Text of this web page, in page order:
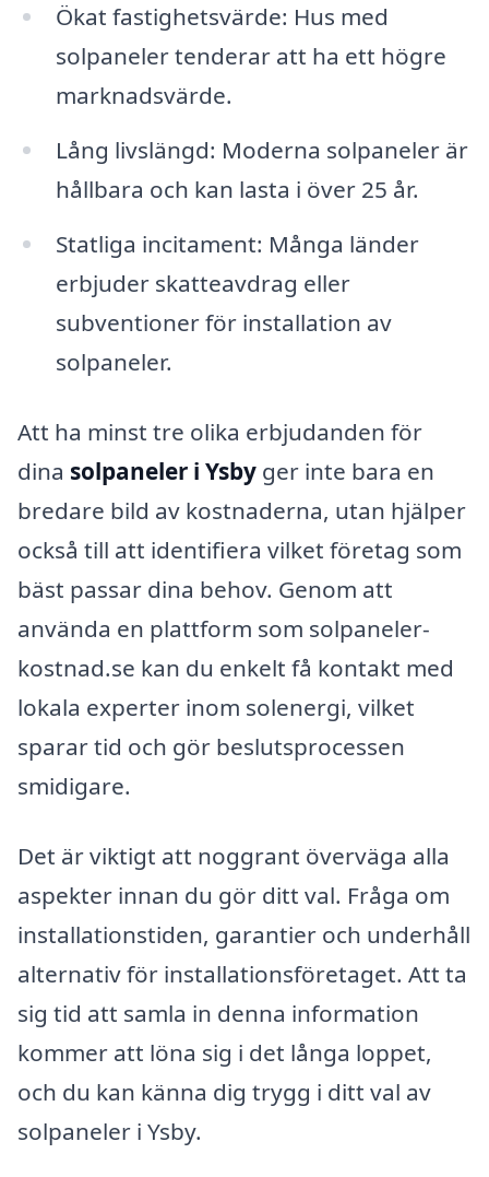
Ökat fastighetsvärde: Hus med
solpaneler tenderar att ha ett högre
marknadsvärde.
Lång livslängd: Moderna solpaneler är
hållbara och kan lasta i över 25 år.
Statliga incitament: Många länder
erbjuder skatteavdrag eller
subventioner för installation av
solpaneler.
Att ha minst tre olika erbjudanden för
dina solpaneler i Ysby ger inte bara en
bredare bild av kostnaderna, utan hjälper
också till att identifiera vilket företag som
bäst passar dina behov. Genom att
använda en plattform som solpaneler-
kostnad.se kan du enkelt få kontakt med
lokala experter inom solenergi, vilket
sparar tid och gör beslutsprocessen
smidigare.
Det är viktigt att noggrant överväga alla
aspekter innan du gör ditt val. Fråga om
installationstiden, garantier och underhåll
alternativ för installationsföretaget. Att ta
sig tid att samla in denna information
kommer att löna sig i det långa loppet,
och du kan känna dig trygg i ditt val av
solpaneler i Ysby.